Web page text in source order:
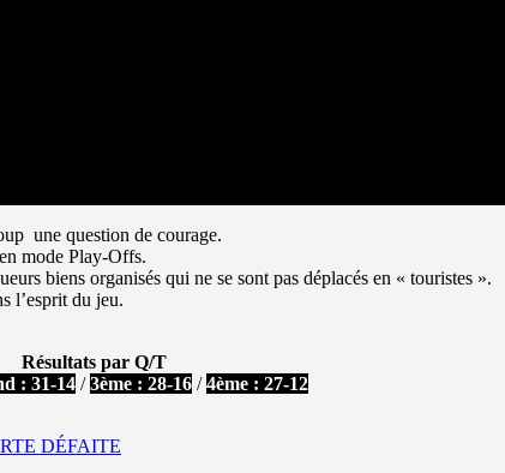
une question de courage.
mode Play-Offs.
biens organisés qui ne se sont pas déplacés en « touristes ».
l’esprit du jeu.
Résultats par Q/T
: 31-14/3ème : 28-16/4ème : 27-12
DÉFAITE